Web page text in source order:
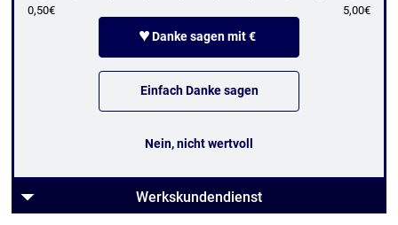
0,50€ 5,00€
♥Danke sagen mit €
Einfach Danke sagen
Nein, nicht wertvoll
Werkskundendienst